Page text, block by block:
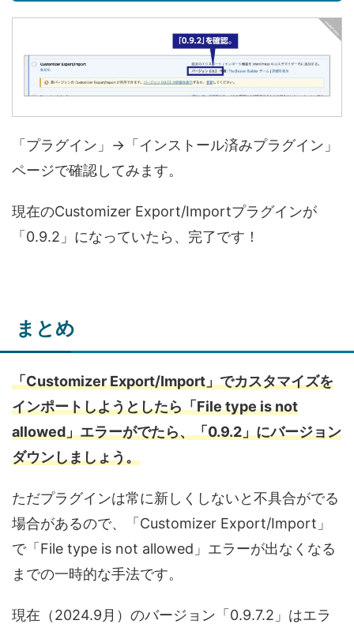
「プラグイン」→「インストール済みプラグイン」
ページで確認してみます。
現在のCustomizer Export/Importプラグインが
「0.9.2」になっていたら、完了です！
まとめ
「Customizer Export/Import」でカスタマイズを
インポートしようとしたら「File type is not
allowed」エラーがでたら、「0.9.2」にバージョン
ダウンしましょう。
ただプラグインは常に新しくしないと不具合がでる
場合があるので、「Customizer Export/Import」
で「File type is not allowed」エラーが出なくなる
までの一時的な手法です。
現在（2024.9月）のバージョン「0.9.7.2」はエラ